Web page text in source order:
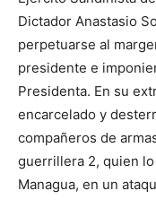
Dictador Anastasio
perpetuarse al
presidente e
Presidenta. En su
encarcelado y
compañeros de
guerrillera 2, quien
Managua, en un